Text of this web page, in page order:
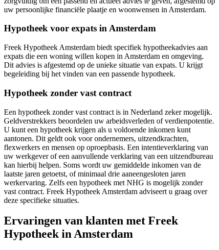
uw persoonlijke financiële plaatje en woonwensen in Amsterdam.
Hypotheek voor expats in Amsterdam
Freek Hypotheek Amsterdam biedt specifiek hypotheekadvies aan
expats die een woning willen kopen in Amsterdam en omgeving.
Dit advies is afgestemd op de unieke situatie van expats. U krijgt
begeleiding bij het vinden van een passende hypotheek.
Hypotheek zonder vast contract
Een hypotheek zonder vast contract is in Nederland zeker mogelijk.
Geldverstrekkers beoordelen uw arbeidsverleden of verdienpotentie.
U kunt een hypotheek krijgen als u voldoende inkomen kunt
aantonen. Dit geldt ook voor ondernemers, uitzendkrachten,
flexwerkers en mensen op oproepbasis. Een intentieverklaring van
uw werkgever of een aanvullende verklaring van een uitzendbureau
kan hierbij helpen. Soms wordt uw gemiddelde inkomen van de
laatste jaren getoetst, of minimaal drie aaneengesloten jaren
werkervaring. Zelfs een hypotheek met NHG is mogelijk zonder
vast contract. Freek Hypotheek Amsterdam adviseert u graag over
deze specifieke situaties.
Ervaringen van klanten met Freek
Hypotheek in Amsterdam